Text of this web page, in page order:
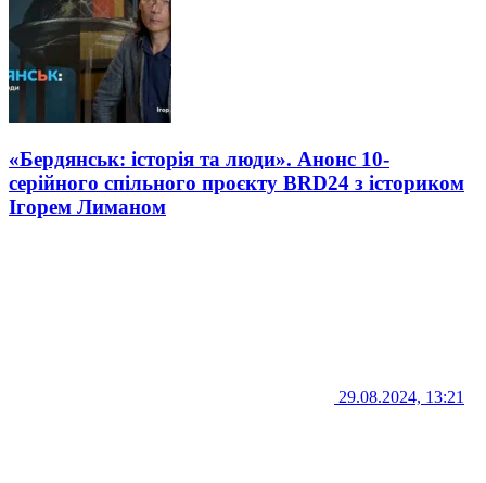
«Бердянськ: історія та люди». Анонс 10-
серійного спільного проєкту BRD24 з істориком
Ігорем Лиманом
29.08.2024, 13:21